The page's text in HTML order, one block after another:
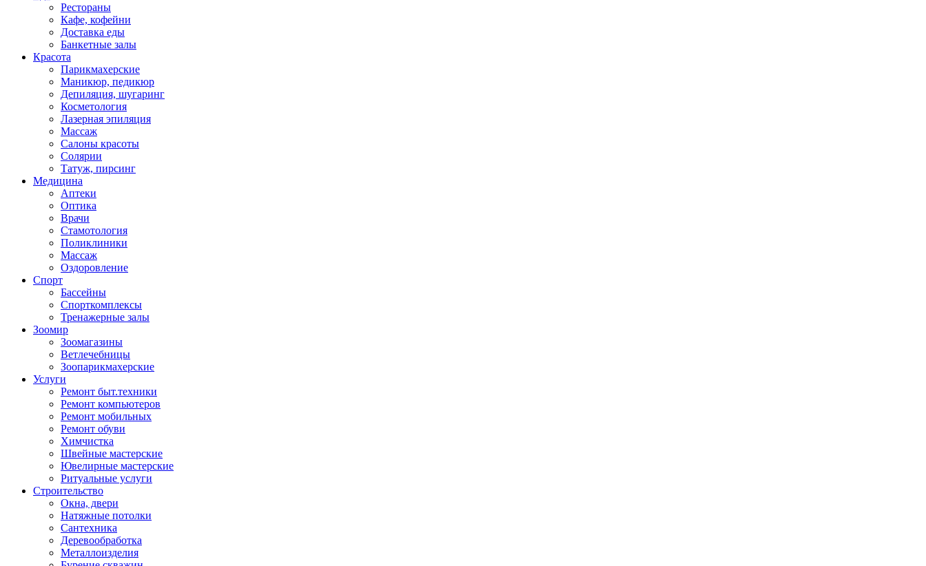
Рестораны
Кафе, кофейни
Доставка еды
Банкетные залы
Красота
Парикмахерские
Маникюр, педикюр
Депиляция, шугаринг
Косметология
Лазерная эпиляция
Массаж
Салоны красоты
Солярии
Татуж, пирсинг
Медицина
Аптеки
Оптика
Врачи
Стамотология
Поликлиники
Массаж
Оздоровление
Спорт
Бассейны
Спорткомплексы
Тренажерные залы
Зоомир
Зоомагазины
Ветлечебницы
Зоопарикмахерские
Услуги
Ремонт быт.техники
Ремонт компьютеров
Ремонт мобильных
Ремонт обуви
Химчистка
Швейные мастерские
Ювелирные мастерские
Ритуальные услуги
Строительство
Окна, двери
Натяжные потолки
Сантехника
Деревообработка
Металлоизделия